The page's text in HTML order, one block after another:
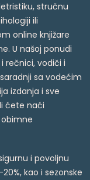
stručnu
ili
online knjižare
U našoj ponudi
rečnici, vodiči i
sa vodećim
izdanja i sve
ćete naći
i povoljnu
kao i sezonske